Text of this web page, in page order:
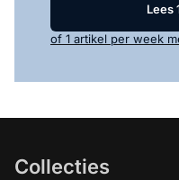
Lees
of 1 artikel per week
Collecties